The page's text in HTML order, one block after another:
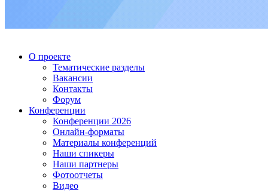
О проекте
Тематические разделы
Вакансии
Контакты
Форум
Конференции
Конференции 2026
Онлайн-форматы
Материалы конференций
Наши спикеры
Наши партнеры
Фотоотчеты
Видео